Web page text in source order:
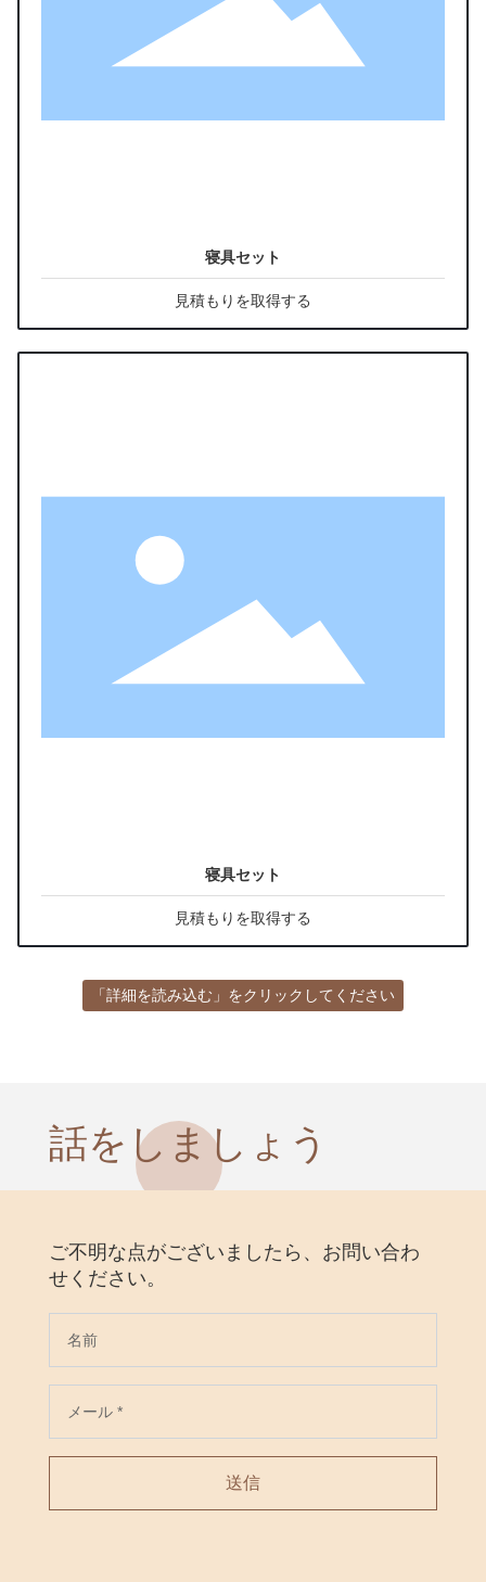
寝具セット
見積もりを取得する
寝具セット
見積もりを取得する
「詳細を読み込む」をクリックしてください
話をしましょう
ご不明な点がございましたら、お問い合わ
せください。
送信